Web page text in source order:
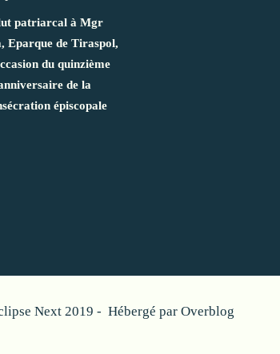
patriarcal à Mgr
Eparque de Tiraspol,
du quinzième
de la
épiscopale
Next 2019 - Hébergé par Overblog